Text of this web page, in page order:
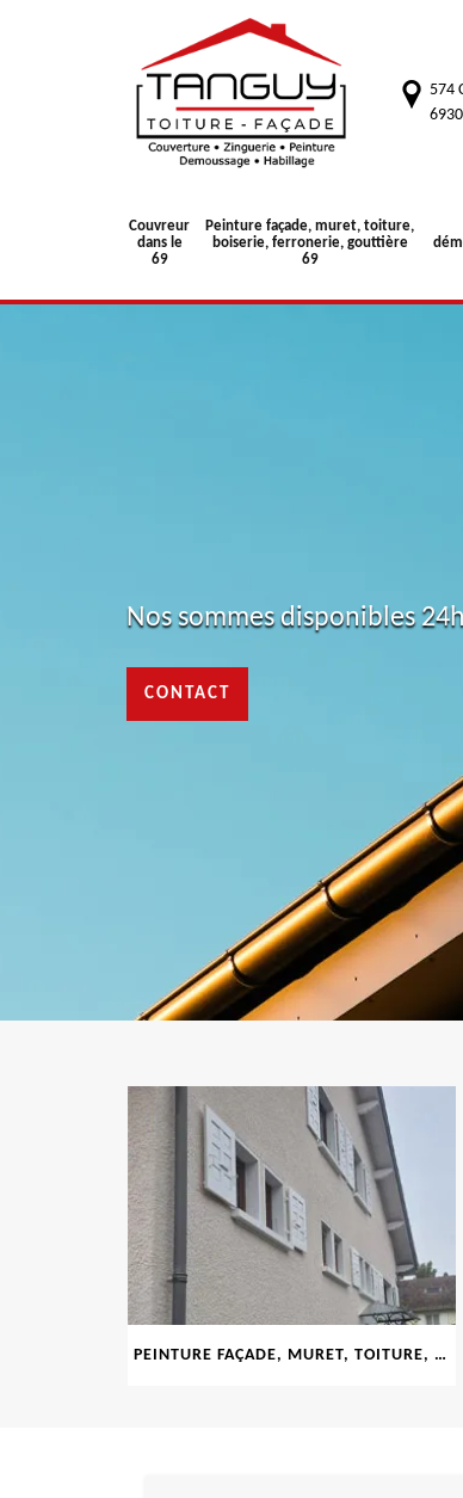
574
Couvreur
dans le
69
Peinture façade, muret, toiture,
boiserie, ferronerie, gouttière
69
Nos sommes disponibles
CONTACT
PEINTURE FAÇADE, MURET, TOITURE, BOISERIE, FERRONERIE, GOUTTIÈRE 69